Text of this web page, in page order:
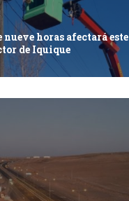
nueve horas afectará este
de Iquique